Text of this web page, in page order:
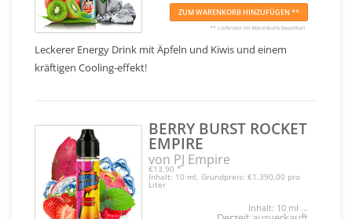
ZUM WARENKORB HINZUFÜGEN **
** Lieferzeit im Warenkorb beachten
Leckerer Energy Drink mit Äpfeln und Kiwis und einem
kräftigen Cooling-effekt!
BERRY BURST ROCKET
EMPIRE
von PJ Empire
€13,90 *
Inhalt: 10 ml, Grundpreis: €1.390,00 pro
Liter
Inhalt: 10 ml ...